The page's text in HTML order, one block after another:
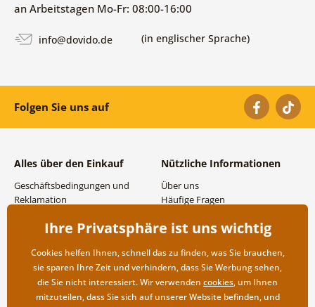
an Arbeitstagen Mo-Fr: 08:00-16:00
info@dovido.de (in englischer Sprache)
Folgen Sie uns auf
Alles über den Einkauf
Geschäftsbedingungen und
Reklamation
Versand- und
Rücksendung der Ware
Nützliche Informationen
Über uns
Häufige Fragen
Großhandel und
Ihre Privatsphäre ist uns wichtig
Cookies helfen Ihnen, schnell das zu finden, was Sie brauchen,
sie sparen Ihre Zeit und verhindern, dass Sie Werbung sehen,
die Sie nicht interessiert. Wir verwenden cookies, um Ihnen
mitzuteilen, dass Sie sich auf unserer Website befinden, und